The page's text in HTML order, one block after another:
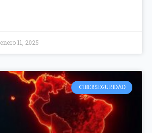
enero 11, 2025
CIBERSEGURIDAD